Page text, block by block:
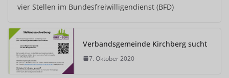
vier Stellen im Bundesfreiwilligendienst (BFD)
Verbandsgemeinde Kirchberg sucht
7. Oktober 2020